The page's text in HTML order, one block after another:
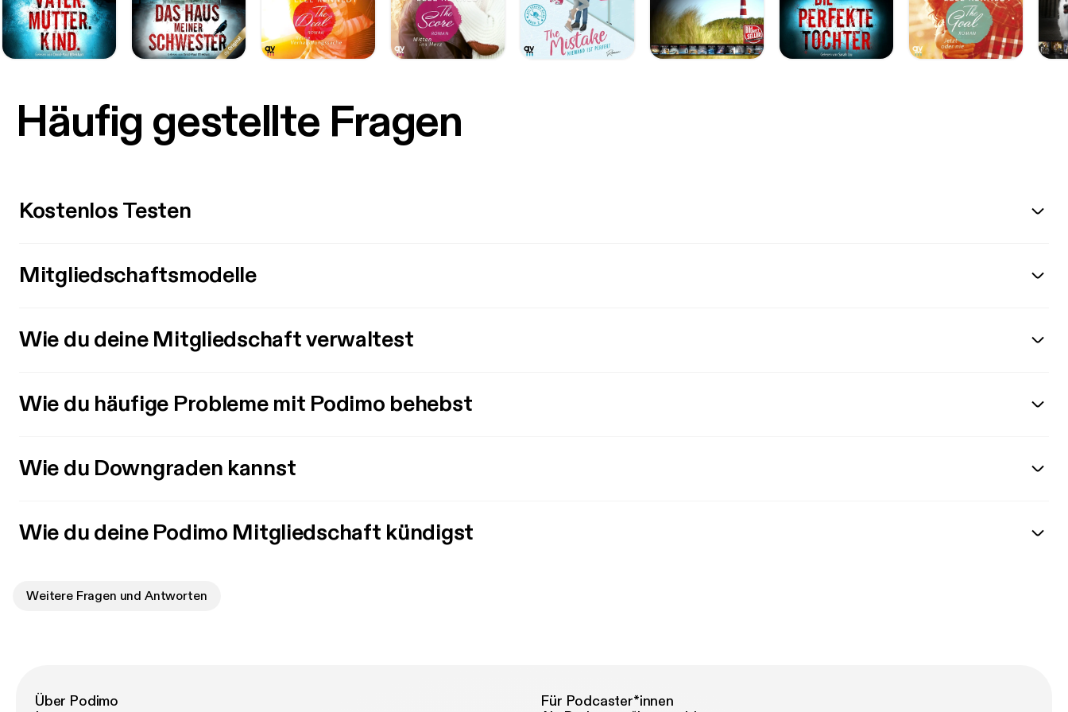
Häufig gestellte Fragen
Kostenlos Testen
Mitgliedschaftsmodelle
Wie du deine Mitgliedschaft verwaltest
Wie du häufige Probleme mit Podimo behebst
Wie du Downgraden kannst
Wie du deine Podimo Mitgliedschaft kündigst
Weitere Fragen und Antworten
Über Podimo
Für Podcaster*innen